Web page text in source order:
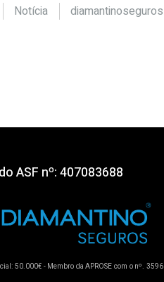
Notícia diamantinoseguros
ASF nº: 407083688
50.000€ - Membro da APROSE com o nº. 3596